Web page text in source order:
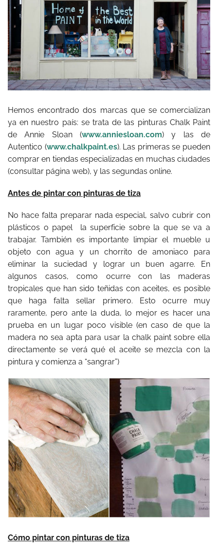
Hemos encontrado dos marcas que se comercializan
ya en nuestro país: se trata de las pinturas Chalk Paint
de Annie Sloan (www.anniesloan.com) y las de
Autentico (www.chalkpaint.es). Las primeras se pueden
comprar en tiendas especializadas en muchas ciudades
(consultar página web), y las segundas online.
Antes de pintar con pinturas de tiza
No hace falta preparar nada especial, salvo cubrir con
plásticos o papel
la superficie sobre la que se va a
trabajar. También es importante limpiar el mueble u
objeto con agua y un chorrito de amoniaco para
eliminar la suciedad y lograr un buen agarre. En
algunos casos, como ocurre con las maderas
tropicales que han sido teñidas con aceites, es posible
que haga falta sellar primero. Esto ocurre muy
raramente, pero ante la duda, lo mejor es hacer una
prueba en un lugar poco visible (en caso de que la
madera no sea apta para usar la chalk paint sobre ella
directamente se verá qué el aceite se mezcla con la
pintura y comienza a “sangrar”)
Cómo pintar con pinturas de tiza